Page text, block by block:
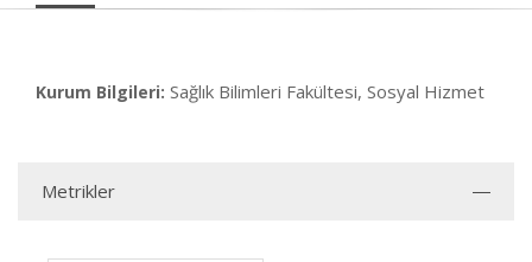
Kurum Bilgileri: Sağlık Bilimleri Fakültesi, Sosyal Hizmet
Metrikler